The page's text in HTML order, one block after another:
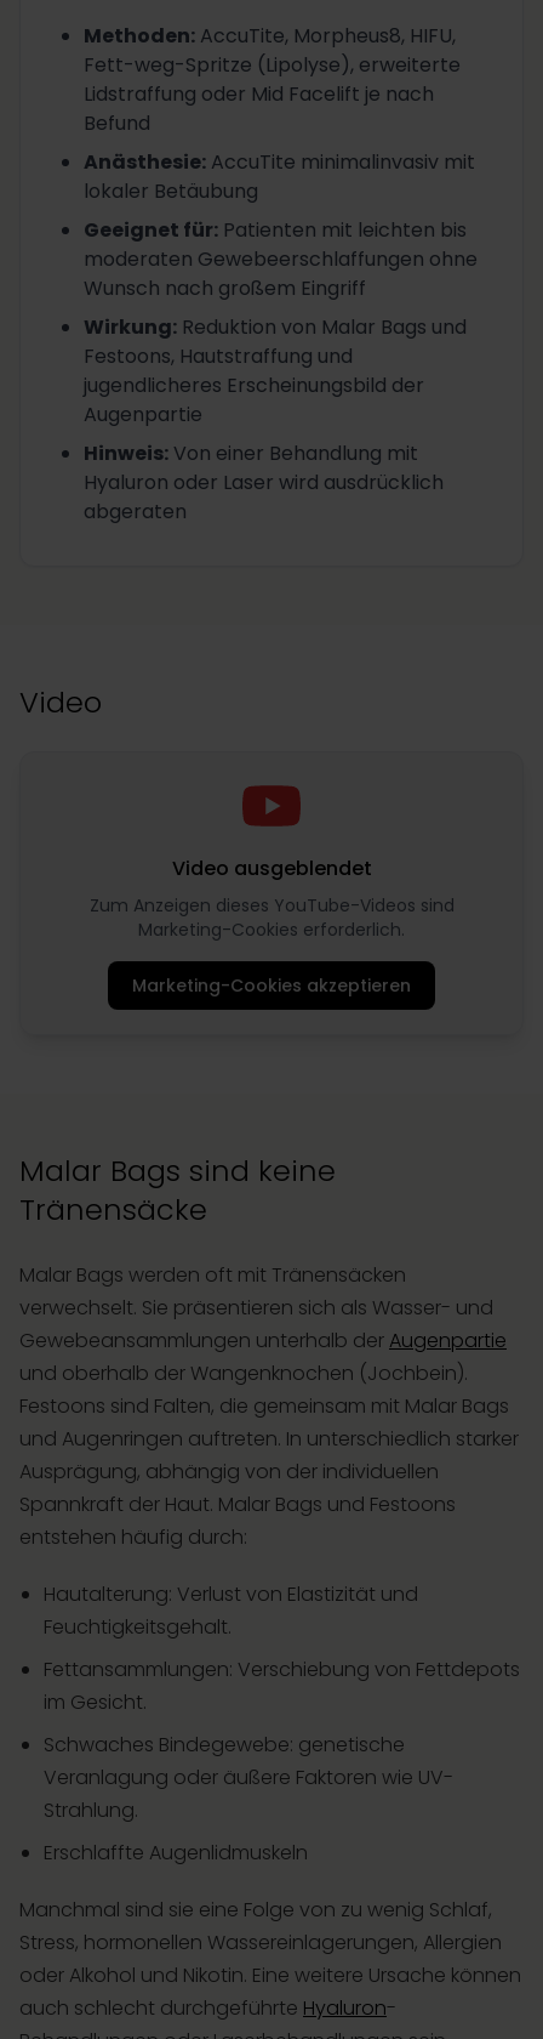
Methoden: AccuTite, Morpheus8, HIFU,
Fett-weg-Spritze (Lipolyse), erweiterte
Lidstraffung oder Mid Facelift je nach
Befund
Anästhesie: AccuTite minimalinvasiv mit
lokaler Betäubung
Geeignet für: Patienten mit leichten bis
moderaten Gewebeerschlaffungen ohne
Wunsch nach großem Eingriff
Wirkung: Reduktion von Malar Bags und
Festoons, Hautstraffung und
jugendlicheres Erscheinungsbild der
Augenpartie
Hinweis: Von einer Behandlung mit
Hyaluron oder Laser wird ausdrücklich
abgeraten
Video
Video ausgeblendet
Zum Anzeigen dieses YouTube-Videos sind
Marketing-Cookies erforderlich.
Marketing-Cookies akzeptieren
Malar Bags sind keine
Tränensäcke
Malar Bags werden oft mit Tränensäcken
verwechselt. Sie präsentieren sich als Wasser- und
Gewebeansammlungen unterhalb der Augenpartie
und oberhalb der Wangenknochen (Jochbein).
Festoons sind Falten, die gemeinsam mit Malar Bags
und Augenringen auftreten. In unterschiedlich starker
Ausprägung, abhängig von der individuellen
Spannkraft der Haut. Malar Bags und Festoons
entstehen häufig durch:
Hautalterung: Verlust von Elastizität und
Feuchtigkeitsgehalt.
Fettansammlungen: Verschiebung von Fettdepots
im Gesicht.
Schwaches Bindegewebe: genetische
Veranlagung oder äußere Faktoren wie UV-
Strahlung.
Erschlaffte Augenlidmuskeln
Manchmal sind sie eine Folge von zu wenig Schlaf,
Stress, hormonellen Wassereinlagerungen, Allergien
oder Alkohol und Nikotin. Eine weitere Ursache können
auch schlecht durchgeführte Hyaluron-